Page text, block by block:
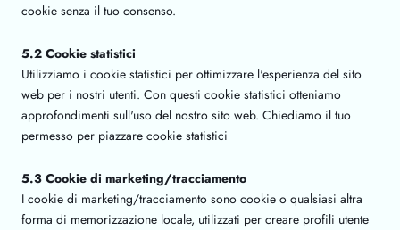
cookie senza il tuo consenso.
5.2 Cookie statistici
Utilizziamo i cookie statistici per ottimizzare l'esperienza del sito
web per i nostri utenti. Con questi cookie statistici otteniamo
approfondimenti sull'uso del nostro sito web. Chiediamo il tuo
permesso per piazzare cookie statistici
5.3 Cookie di marketing/tracciamento
I cookie di marketing/tracciamento sono cookie o qualsiasi altra
forma di memorizzazione locale, utilizzati per creare profili utente